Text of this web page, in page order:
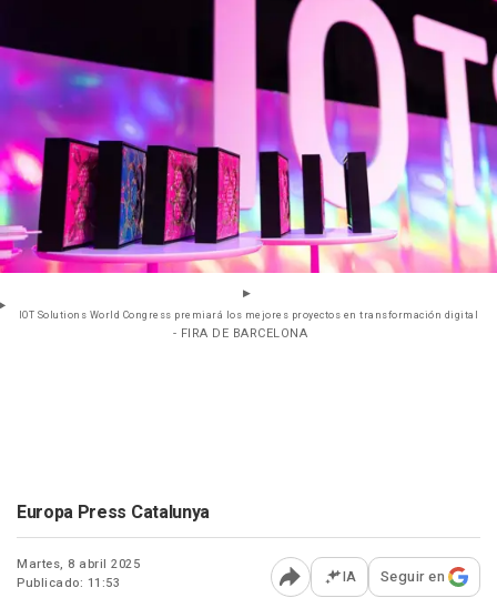
IOT Solutions World Congress premiará los mejores proyectos en transformación digital
- FIRA DE BARCELONA
Europa Press Catalunya
Martes, 8 abril 2025
Publicado: 11:53
Abrir opciones para
IA Seguir en